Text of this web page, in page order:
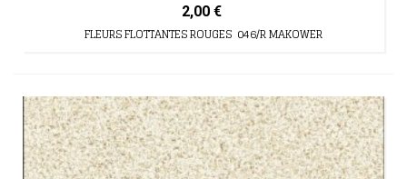
2,00 €
FLEURS FLOTTANTES ROUGES 046/R MAKOWER